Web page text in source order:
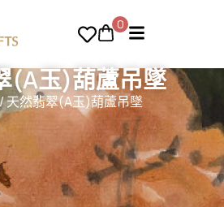
0
(A玉)葫蘆吊墜
天然翡翠(A玉)葫蘆吊墜